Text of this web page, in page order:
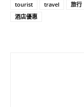
tourist
travel 旅行
酒店優惠